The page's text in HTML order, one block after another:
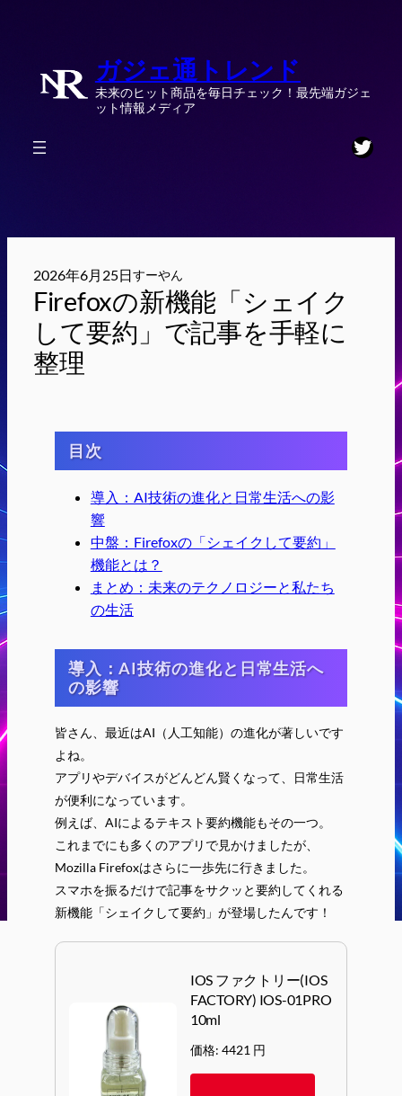
ガジェ通トレンド
未来のヒット商品を毎日チェック！最先端ガジェ
ット情報メディア
2026年6月25日すーやん
Firefoxの新機能「シェイク
して要約」で記事を手軽に
整理
目次
導入：AI技術の進化と日常生活への影
響
中盤：Firefoxの「シェイクして要約」
機能とは？
まとめ：未来のテクノロジーと私たち
の生活
導入：AI技術の進化と日常生活へ
の影響
皆さん、最近はAI（人工知能）の進化が著しいです
よね。
アプリやデバイスがどんどん賢くなって、日常生活
が便利になっています。
例えば、AIによるテキスト要約機能もその一つ。
これまでにも多くのアプリで見かけましたが、
Mozilla Firefoxはさらに一歩先に行きました。
スマホを振るだけで記事をサクッと要約してくれる
新機能「シェイクして要約」が登場したんです！
IOS ファクトリー(IOS
FACTORY) IOS-01PRO
10ml
価格: 4421 円